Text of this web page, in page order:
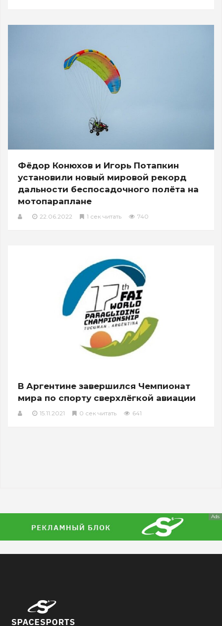
Фёдор Конюхов и Игорь Потапкин
установили новый мировой рекорд
дальности беспосадочного полёта на
мотопараплане
22.06.2022 1 сек читать 740
В Аргентине завершился Чемпионат
мира по спорту сверхлёгкой авиации
15.11.2021 0 сек читать 641
Ads